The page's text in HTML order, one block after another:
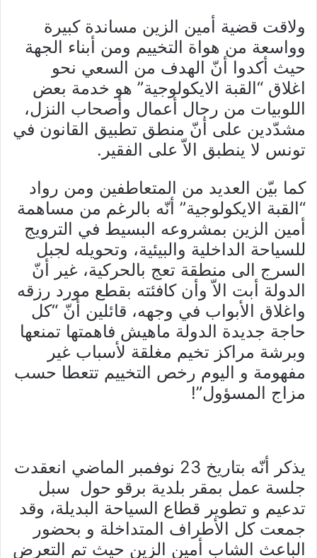
ولاقت قضية أمين الزين مساندة كبيرة
وواسعة من هواة التخييم ومن أبناء الجهة
حيث أكدوا أنّ الهدف من السعي نحو
اغلاق “القبة الايكولوجية” هو خدمة بعض
اللوبيات من رجال أعمال وأصحاب النزل،
مشدّدين على أنّ منطق تطبيق القانون في
تونس لا ينطبق الاّ على الفقير.
كما بيّن العديد من المتعاطفين ومن رواد
“القبة الايكولوجية” أنّه بالرغم من مساهمة
أمين الزين بمشروعه البسيط في الترويج
للسياحة الداخلية والبيئية، وتحويله لجبل
السرج الى منطقة تعج بالحركية، غير أنّ
الدولة أبت الاّ وأن كافئته بقطع مورد رزقه
واغلاق الأبواب في وجهه، قائلين أنّ “كل
حاجة جديدة الدولة ماهيش فاهمتها تمنعها
وبرشة مراكز تخيم مغلقة لأسباب غير
مفهومة و اليوم رخص التخييم تتعطا حسب
مزاج المسؤول”!
يذكر أنّه بتاريخ 23 نوفمبر الماضي انعقدت
جلسة عمل بمقر بلدية برقو حول سبل
تدعيم و تطوير قطاع السياحة البديلة، وقد
جمعت كل الأطراف المتداخلة و بحضور
الباعث الشاب أمين الزين حيث تم التعرض